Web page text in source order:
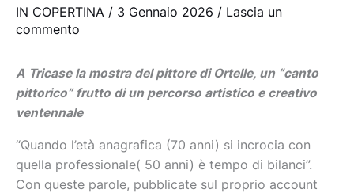
IN COPERTINA / 3 Gennaio 2026 / Lascia un
commento
A Tricase la mostra del pittore di Ortelle, un “canto
pittorico” frutto di un percorso artistico e creativo
ventennale
“Quando l’età anagrafica (70 anni) si incrocia con
quella professionale( 50 anni) è tempo di bilanci”.
Con queste parole, pubblicate sul proprio account